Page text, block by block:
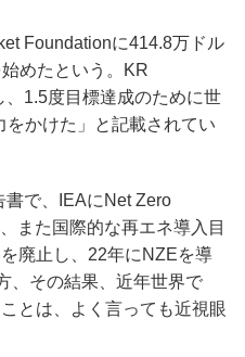
Foundationに414.8万ドル
始めたという。KR
1.5度目標達成のために世
かけた」と記載されてい
で、IEAにNet Zero
また国際的な再エネ導入目
廃止し、22年にNZEを導
、その結果、近年世界で
とは、よく言っても近視眼